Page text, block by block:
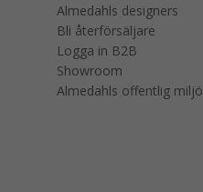
Almedahls designers
Bli återförsäljare
Logga in B2B
Showroom
Almedahls offentlig miljö